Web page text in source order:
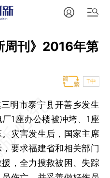
周刊》2016年第
T中
市泰宁县开善乡发生
1座办公楼被冲垮、1座
灾害发生后，国家主席
要求福建省和相关部门
，全力搜救被困、失踪